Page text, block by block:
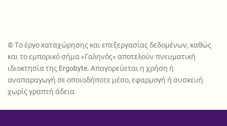
© Το έργο καταχώρησης και επεξεργασίας δεδομένων, καθώς
και το εμπορικό σήμα «Γαληνός» αποτελούν πνευματική
ιδιοκτησία της Ergobyte. Απαγορεύεται η χρήση ή
αναπαραγωγή σε οποιοδήποτε μέσο, εφαρμογή ή συσκευή
χωρίς γραπτή άδεια.